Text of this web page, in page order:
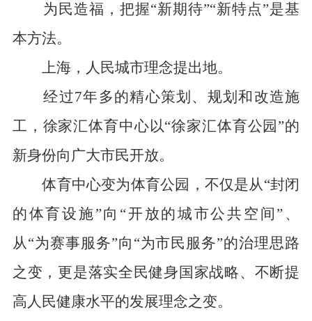
为民造福，把握“新期待”“新特点”是基
本方法。
上海，人民城市理念提出地。
经过7年多的精心策划、规划和改造施
工，徐家汇体育中心以“徐家汇体育公园”的
新身份向广大市民开放。
体育中心变为体育公园，不仅是从“封闭
的体育设施”向“开放的城市公共空间”、
从“为赛事服务”向“为市民服务”的治理思路
之变，更是落实全民健身国家战略、不断提
高人民健康水平的发展理念之变。